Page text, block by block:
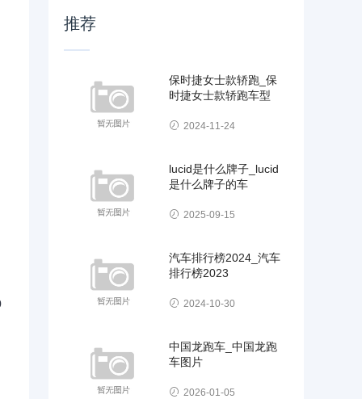
推荐
保时捷女士款轿跑_保
时捷女士款轿跑车型
2024-11-24
lucid是什么牌子_lucid
是什么牌子的车
2025-09-15
汽车排行榜2024_汽车
排行榜2023
2024-10-30
中国龙跑车_中国龙跑
车图片
2026-01-05